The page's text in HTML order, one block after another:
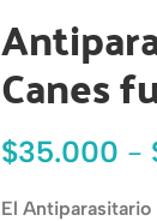
Canes
$35.000 -
El Antiparasitario